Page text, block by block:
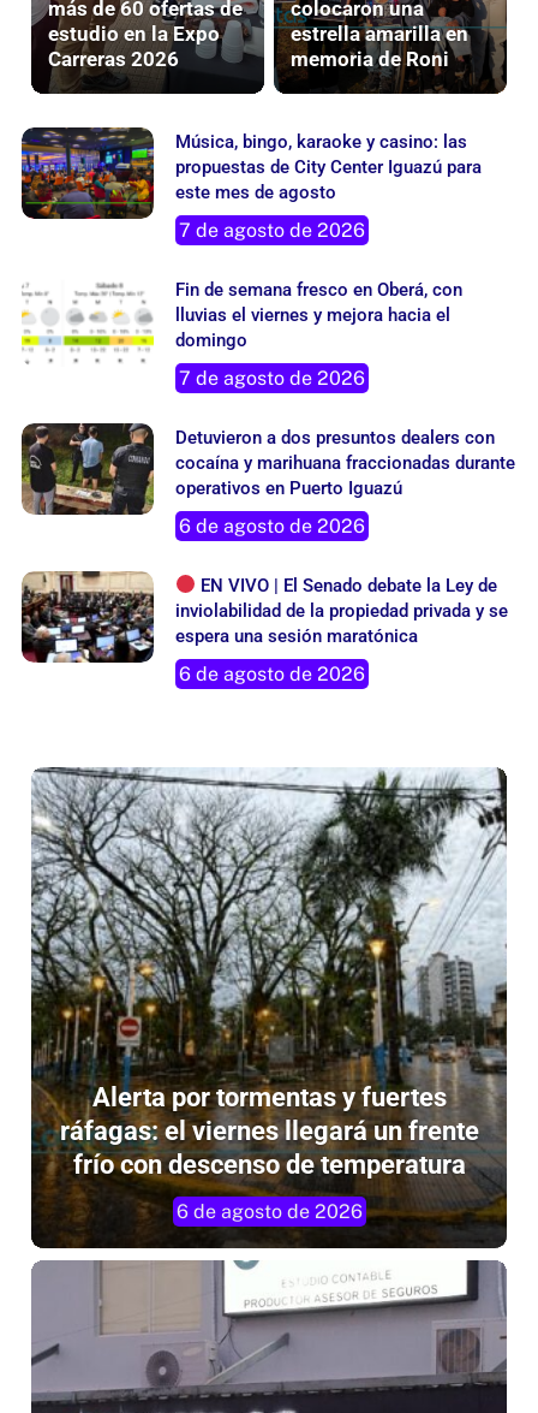
más de 60 ofertas de
estudio en la Expo
Carreras 2026
colocaron una
estrella amarilla en
memoria de Roni
Música, bingo, karaoke y casino: las
propuestas de City Center Iguazú para
este mes de agosto
7 de agosto de 2026
Fin de semana fresco en Oberá, con
lluvias el viernes y mejora hacia el
domingo
7 de agosto de 2026
Detuvieron a dos presuntos dealers con
cocaína y marihuana fraccionadas durante
operativos en Puerto Iguazú
6 de agosto de 2026
EN VIVO | El Senado debate la Ley de
inviolabilidad de la propiedad privada y se
espera una sesión maratónica
6 de agosto de 2026
Alerta por tormentas y fuertes
ráfagas: el viernes llegará un frente
frío con descenso de temperatura
6 de agosto de 2026